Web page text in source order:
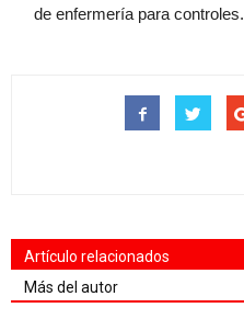
de enfermería para controles.
Artículo relacionados
Más del autor